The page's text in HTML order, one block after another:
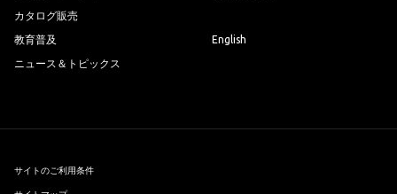
カタログ販売
教育普及
ニュース＆トピックス
English
サイトのご利用条件